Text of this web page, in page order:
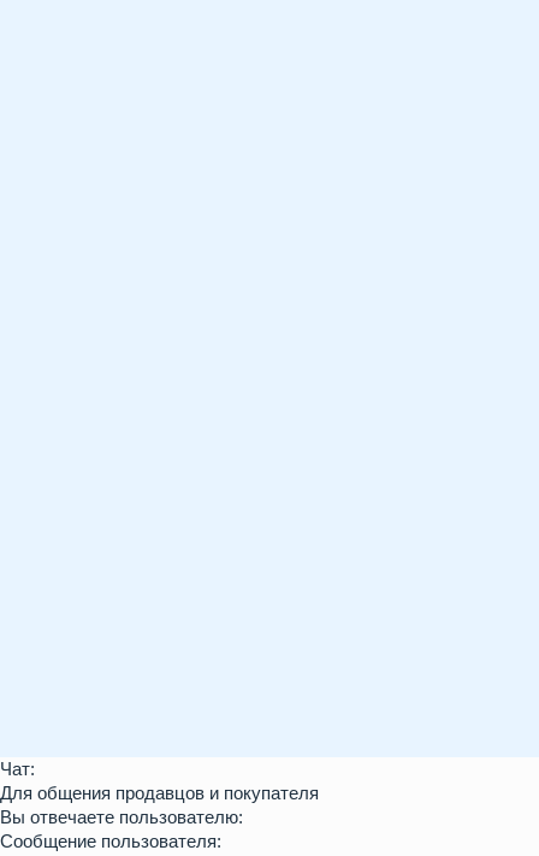
Чат:
Для общения продавцов и покупателя
Вы отвечаете пользователю:
Сообщение пользователя: